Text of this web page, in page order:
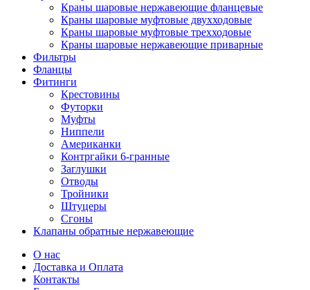
Краны шаровые нержавеющие фланцевые
Краны шаровые муфтовые двухходовые
Краны шаровые муфтовые трехходовые
Краны шаровые нержавеющие приварные
Фильтры
Фланцы
Фитинги
Крестовины
Футорки
Муфты
Ниппели
Американки
Контргайки 6-гранные
Заглушки
Отводы
Тройники
Штуцеры
Сгоны
Клапаны обратные нержавеющие
О нас
Доставка и Оплата
Контакты